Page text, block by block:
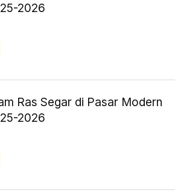
2026
Ras Segar di Pasar Modern
2026